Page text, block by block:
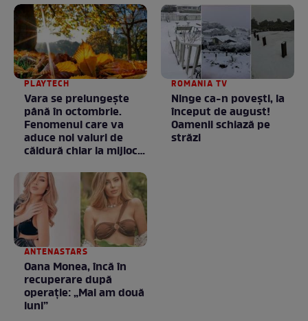
PLAYTECH
Vara se prelungeşte
până în octombrie.
Fenomenul care va
aduce noi valuri de
căldură chiar la mijlocul
ROMANIA TV
Ninge ca-n povești, la
început de august!
Oamenii schiază pe
străzi
ANTENASTARS
Oana Monea, încă în
recuperare după
operație: „Mai am două
luni”